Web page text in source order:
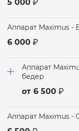
5 000
Аппарат Maximus -
6 000
Аппарат
бедер
от 6 500
Аппарат Maximus -